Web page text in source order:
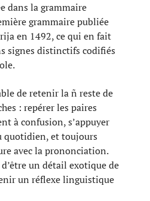
dans la grammaire
grammaire publiée
en 1492, ce qui en fait
signes distinctifs codifiés
de retenir la ñ reste de
: repérer les paires
à confusion, s’appuyer
quotidien, et toujours
avec la prononciation.
un détail exotique de
un réflexe linguistique